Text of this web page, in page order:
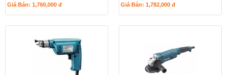
Giá Bán: 1,760,000 đ Giá Bán: 1,782,000 đ